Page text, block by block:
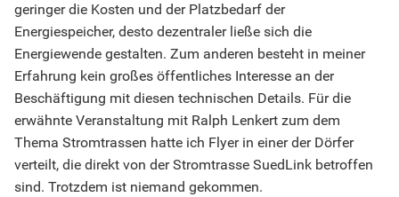
geringer die Kosten und der Platzbedarf der
Energiespeicher, desto dezentraler ließe sich die
Energiewende gestalten. Zum anderen besteht in meiner
Erfahrung kein großes öffentliches Interesse an der
Beschäftigung mit diesen technischen Details. Für die
erwähnte Veranstaltung mit Ralph Lenkert zum dem
Thema Stromtrassen hatte ich Flyer in einer der Dörfer
verteilt, die direkt von der Stromtrasse SuedLink betroffen
sind. Trotzdem ist niemand gekommen.